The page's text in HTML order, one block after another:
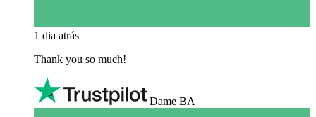
1 dia atrás
Thank you so much!
Dame BA